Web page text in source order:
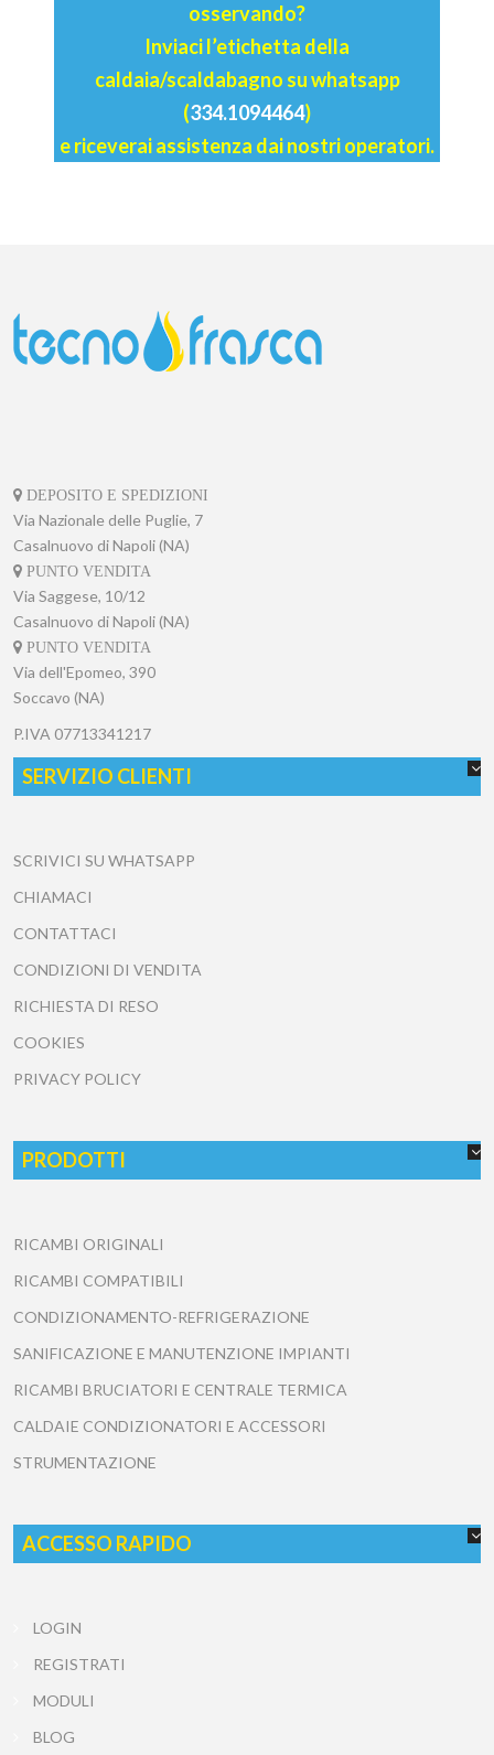
osservando?
Inviaci l’etichetta della
caldaia/scaldabagno su whatsapp
(334.1094464)
e riceverai assistenza dai nostri operatori.
DEPOSITO E SPEDIZIONI
Via Nazionale delle Puglie, 7
Casalnuovo di Napoli (NA)
PUNTO VENDITA
Via Saggese, 10/12
Casalnuovo di Napoli (NA)
PUNTO VENDITA
Via dell'Epomeo, 390
Soccavo (NA)
P.IVA 07713341217
SERVIZIO CLIENTI
SCRIVICI SU WHATSAPP
CHIAMACI
CONTATTACI
CONDIZIONI DI VENDITA
RICHIESTA DI RESO
COOKIES
PRIVACY POLICY
PRODOTTI
RICAMBI ORIGINALI
RICAMBI COMPATIBILI
CONDIZIONAMENTO-REFRIGERAZIONE
SANIFICAZIONE E MANUTENZIONE IMPIANTI
RICAMBI BRUCIATORI E CENTRALE TERMICA
CALDAIE CONDIZIONATORI E ACCESSORI
STRUMENTAZIONE
ACCESSO RAPIDO
LOGIN
REGISTRATI
MODULI
BLOG